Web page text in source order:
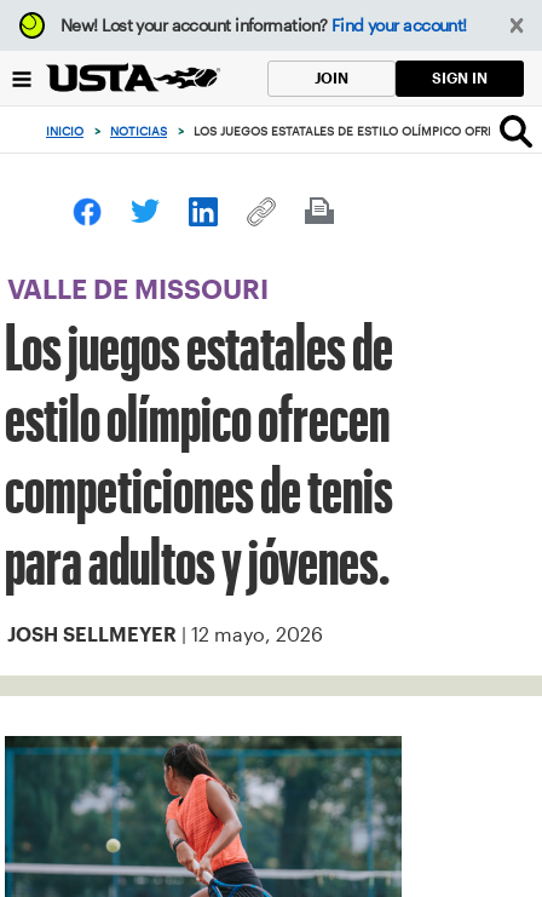
Enfoque
desde
botón
volver
principio
New!Lost your account information? Find your account!
JOIN SIGN IN
INICIO > NOTICIAS > LOS JUEGOS ESTATALES DE ESTILO OLÍMPICO OFRECEN
VALLE DE MISSOURI
Los juegos estatales de
estilo olímpico ofrecen
competiciones de tenis
para adultos y jóvenes.
JOSH SELLMEYER | 12 mayo, 2026